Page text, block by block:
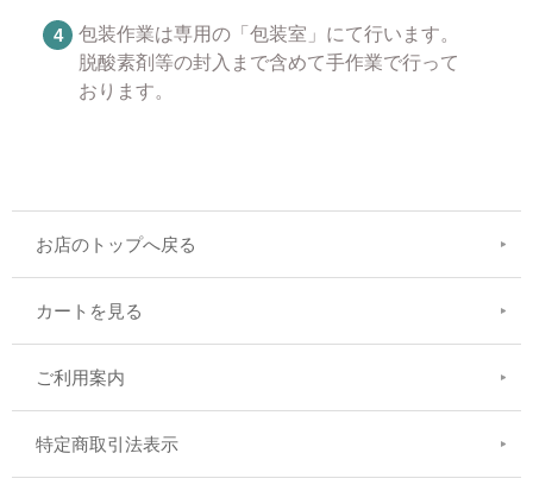
包装作業は専用の「包装室」にて行います。
脱酸素剤等の封入まで含めて手作業で行って
おります。
お店のトップへ戻る
カートを見る
ご利用案内
特定商取引法表示